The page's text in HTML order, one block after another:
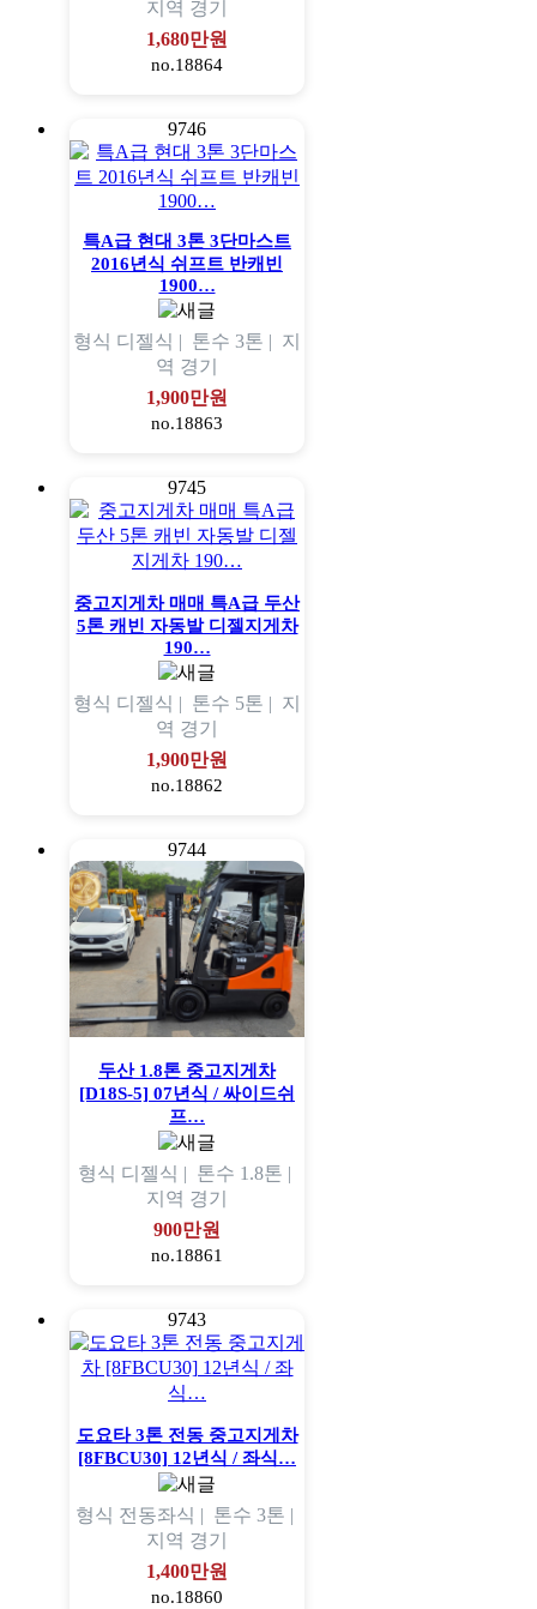
지역 경기
1,680만원
no.18864
9746
특A급 현대 3톤 3단마스트
2016년식 쉬프트 반캐빈
1900…
형식 디젤식 | 톤수 3톤 | 지
역 경기
1,900만원
no.18863
9745
중고지게차 매매 특A급 두산
5톤 캐빈 자동발 디젤지게차
190…
형식 디젤식 | 톤수 5톤 | 지
역 경기
1,900만원
no.18862
9744
두산 1.8톤 중고지게차
[D18S-5] 07년식 / 싸이드쉬
프…
형식 디젤식 | 톤수 1.8톤 |
지역 경기
900만원
no.18861
9743
도요타 3톤 전동 중고지게차
[8FBCU30] 12년식 / 좌식…
형식 전동좌식 | 톤수 3톤 |
지역 경기
1,400만원
no.18860